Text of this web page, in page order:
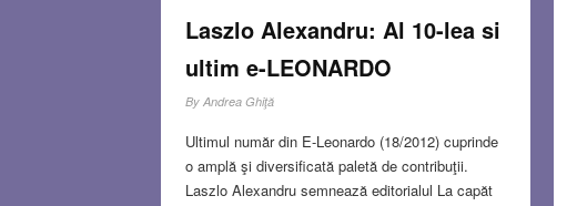
Laszlo Alexandru: Al 10-lea si
ultim e-LEONARDO
By Andrea Ghiţă
Ultimul număr din E-Leonardo (18/2012) cuprinde
o amplă şi diversificată paletă de contribuţii.
Laszlo Alexandru semnează editorialul La capăt